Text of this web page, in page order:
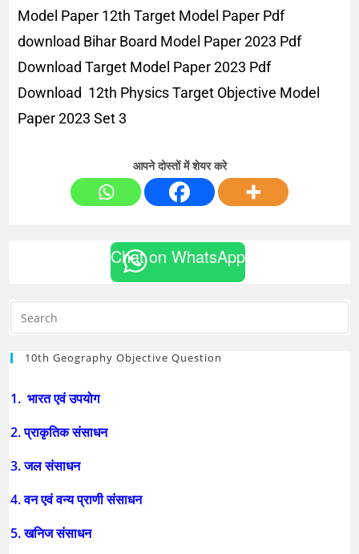
Model Paper 12th Target Model Paper Pdf
download Bihar Board Model Paper 2023 Pdf
Download Target Model Paper 2023 Pdf
Download 12th Physics Target Objective Model
Paper 2023 Set 3
आपने दोस्तों में शेयर करे
Chat on WhatsApp
10th Geography Objective Question
1. भारत एवं उपयोग
2. प्राकृतिक संसाधन
3. जल संसाधन
4. वन एवं वन्य प्राणी संसाधन
5. खनिज संसाधन